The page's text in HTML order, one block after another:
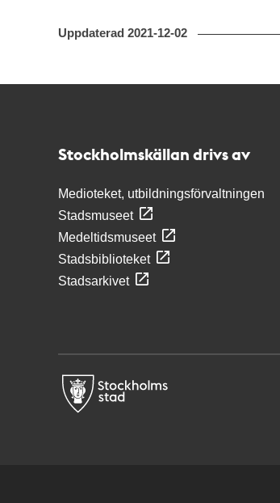
Uppdaterad 2021-12-02
Stockholmskällan drivs av
Medioteket, utbildningsförvaltningen
Stadsmuseet
Medeltidsmuseet
Stadsbiblioteket
Stadsarkivet